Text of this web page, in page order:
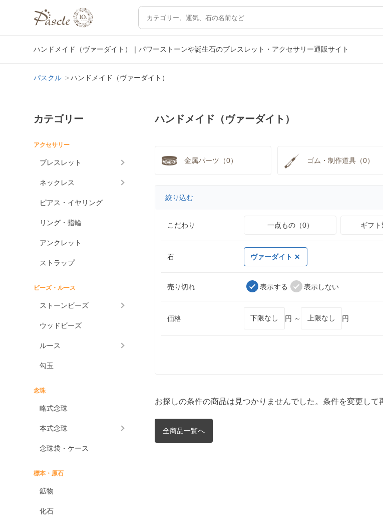
ハンドメイド（ヴァーダイト）｜パワーストーンや誕生石のブレスレット・アクセサリー通販サイト
パスクル ハンドメイド（ヴァーダイト）
カテゴリー
アクセサリー
ブレスレット
ネックレス
ピアス・イヤリング
リング・指輪
アンクレット
ストラップ
ビーズ・ルース
ストーンビーズ
ウッドビーズ
ルース
勾玉
念珠
略式念珠
本式念珠
念珠袋・ケース
標本・原石
鉱物
化石
ハンドメイド（ヴァーダイト）
金属パーツ（0） ゴム・制作道具（0）
絞り込む
こだわり 一点もの（0） ギフト
石 ヴァーダイト
売り切れ 表示する 表示しない
価格 円 ～ 円
お探しの条件の商品は見つかりませんでした。条件を変更して
全商品一覧へ